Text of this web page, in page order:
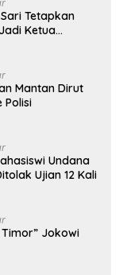
Tetapkan
Ketua
Mantan Dirut
Polisi
Undana
Ujian 12 Kali
Timor” Jokowi